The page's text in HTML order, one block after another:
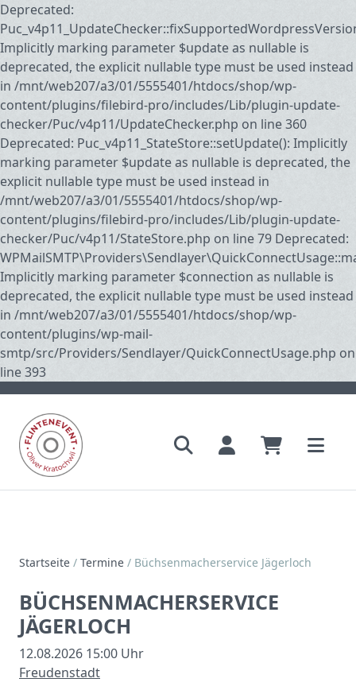
Deprecated:
Implicitly marking parameter $update as nullable is
deprecated, the explicit nullable type must be used instead
in /mnt/web207/a3/01/5555401/htdocs/shop/wp-
content/plugins/filebird-pro/includes/Lib/plugin-update-
checker/Puc/v4p11/UpdateChecker.php on line 360
Deprecated: Puc_v4p11_StateStore::setUpdate(): Implicitly
marking parameter $update as nullable is deprecated, the
explicit nullable type must be used instead in
/mnt/web207/a3/01/5555401/htdocs/shop/wp-
content/plugins/filebird-pro/includes/Lib/plugin-update-
checker/Puc/v4p11/StateStore.php on line 79 Deprecated:
Implicitly marking parameter $connection as nullable is
deprecated, the explicit nullable type must be used instead
in /mnt/web207/a3/01/5555401/htdocs/shop/wp-
content/plugins/wp-mail-
smtp/src/Providers/Sendlayer/QuickConnectUsage.php on
line 393
Startseite / Termine / Büchsenmacherservice Jägerloch
BÜCHSENMACHERSERVICE
JÄGERLOCH
12.08.2026 15:00 Uhr
Freudenstadt